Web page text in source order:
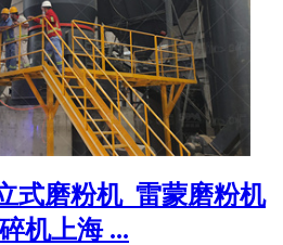
式磨粉机_雷蒙磨粉机
机上海 ...